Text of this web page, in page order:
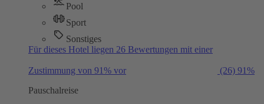
Pool
Sport
Sonstiges
Für dieses Hotel liegen 26 Bewertungen mit einer
Zustimmung von 91% vor (26) 91%
Pauschalreise